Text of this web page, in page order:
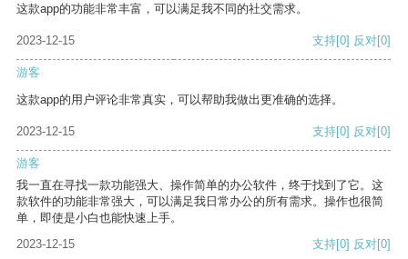
这款app的功能非常丰富，可以满足我不同的社交需求。
2023-12-15 支持[0] 反对[0]
游客
这款app的用户评论非常真实，可以帮助我做出更准确的选择。
2023-12-15 支持[0] 反对[0]
游客
我一直在寻找一款功能强大、操作简单的办公软件，终于找到了它。这
款软件的功能非常强大，可以满足我日常办公的所有需求。操作也很简
单，即使是小白也能快速上手。
2023-12-15
支持[0] 反对[0]